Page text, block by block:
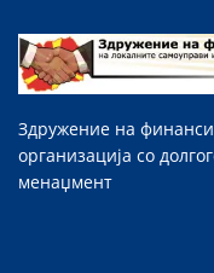
Здружение на
организација со
менаџмент